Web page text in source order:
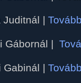
Juditnál |
Gábornál |
Gabinál |